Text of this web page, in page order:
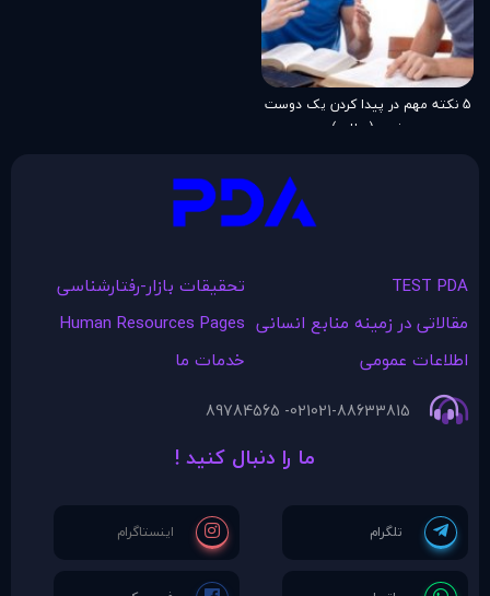
5 نکته مهم در پیدا کردن یک دوست
خوب (مطلب)
TEST PDA
تحقیقات بازار-رفتارشناسی
مقالاتی در زمينه منابع انسانی Human Resources Pages
اطلاعات عمومی
خدمات ما
021-88633815
021- 89784565
ما را دنبال کنید !